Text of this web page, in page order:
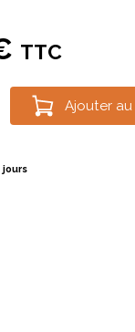
TTC
Ajouter
jours